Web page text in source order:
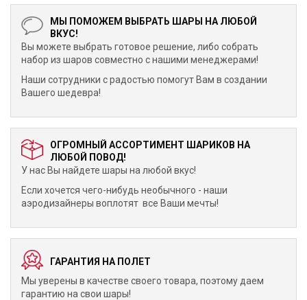
МЫ ПОМОЖЕМ ВЫБРАТЬ ШАРЫ НА ЛЮБОЙ
ВКУС!
Вы можете выбрать готовое решение, либо собрать
набор из шаров совместно с нашими менеджерами!
Наши сотрудники с радостью помогут Вам в создании
Вашего шедевра!
ОГРОМНЫЙ АССОРТИМЕНТ ШАРИКОВ НА
ЛЮБОЙ ПОВОД!
У нас Вы найдете шары на любой вкус!
Если хочется чего-нибудь необычного - наши
аэродизайнеры воплотят все Ваши мечты!
ГАРАНТИЯ НА ПОЛЕТ
Мы уверены в качестве своего товара, поэтому даем
гарантию на свои шары!